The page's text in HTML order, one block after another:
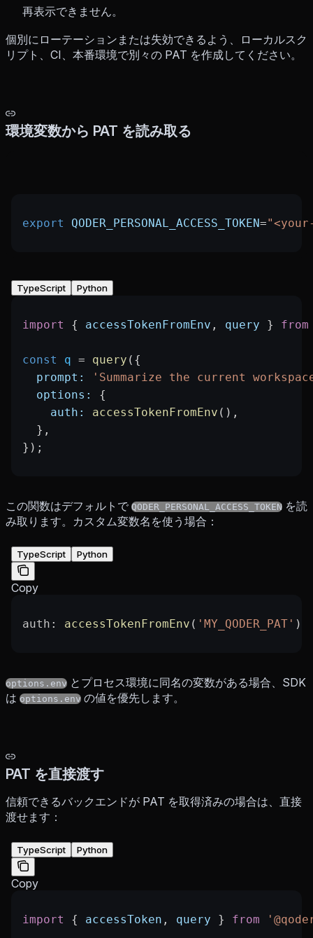
再表示できません。
個別にローテーションまたは失効できるよう、ローカルスク
リプト、CI、本番環境で別々の PAT を作成してください。
環境変数から PAT を読み取る
export QODER_PERSONAL_ACCESS_TOKEN=
TypeScript Python
import { accessTokenFromEnv , query } from
const q = query ({
  prompt:
'Summarize the current
  options:
{
    auth:
accessTokenFromEnv (),
  },
});
この関数はデフォルトで QODER_PERSONAL_ACCESS_TOKEN を読
み取ります。カスタム変数名を使う場合：
TypeScript Python
Copy
auth : accessTokenFromEnv ( 'MY_QODER_PAT' )
options.env とプロセス環境に同名の変数がある場合、SDK
は options.env の値を優先します。
PAT を直接渡す
信頼できるバックエンドが PAT を取得済みの場合は、直接
渡せます：
TypeScript Python
Copy
import { accessToken , query } from